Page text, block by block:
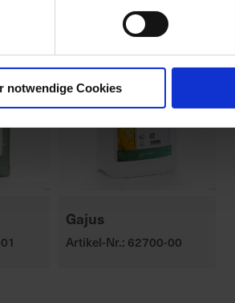
notwendige Cookies
Gajus
Artikel-Nr.: 62700-00